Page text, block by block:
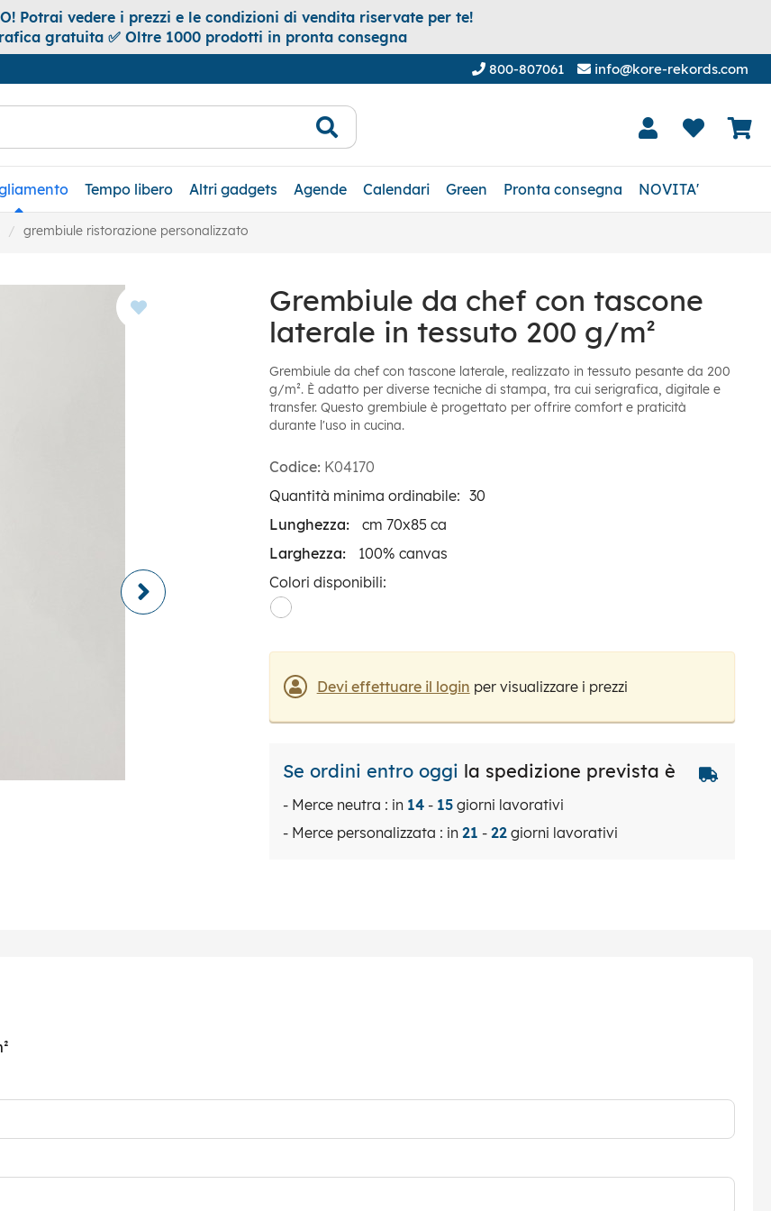
Potrai vedere i prezzi e le condizioni di vendita riservate per te!
gratuita ✅ Oltre 1000 prodotti in pronta consegna
800-807061 info@kore-rekords.com
Tempo libero Altri gadgets Agende Calendari Green Pronta consegna NOVITA'
grembiule ristorazione personalizzato
Grembiule da chef con tascone
laterale in tessuto 200 g/m²
Grembiule da chef con tascone laterale, realizzato in tessuto pesante da 200
g/m². È adatto per diverse tecniche di stampa, tra cui serigrafica, digitale e
transfer. Questo grembiule è progettato per offrire comfort e praticità
durante l'uso in cucina.
Codice: K04170
Quantità minima ordinabile: 30
Lunghezza:
cm 70x85 ca
Larghezza:
100% canvas
Colori disponibili:
Devi effettuare il login per visualizzare i prezzi
Se ordini entro oggi la spedizione prevista è
- Merce neutra : in 14- 15giorni lavorativi
- Merce personalizzata : in 21 - 22giorni lavorativi